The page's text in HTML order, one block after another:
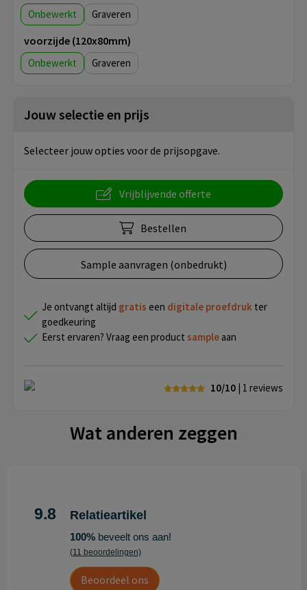
Onbewerkt Graveren
voorzijde (120x80mm)
Onbewerkt Graveren
Jouw selectie en prijs
Selecteer jouw opties voor de prijsopgave.
Vrijblijvende offerte
Bestellen
Sample aanvragen (onbedrukt)
Je ontvangt altijd gratis een digitale proefdruk ter
goedkeuring
Eerst ervaren? Vraag een product sample aan
10/10 | 1 reviews
Wat anderen zeggen
9.8 Relatieartikel
100%beveelt ons aan!
(11 beoordelingen)
Beoordeel ons